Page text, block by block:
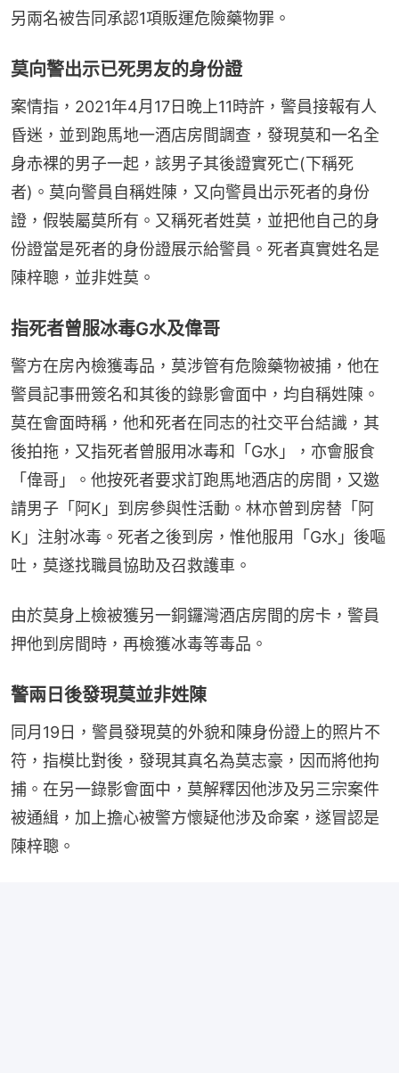
另兩名被告同承認1項販運危險藥物罪。
莫向警出示已死男友的身份證
案情指，2021年4月17日晚上11時許，警員接報有人
昏迷，並到跑馬地一酒店房間調查，發現莫和一名全
身赤裸的男子一起，該男子其後證實死亡(下稱死
者)。莫向警員自稱姓陳，又向警員出示死者的身份
證，假裝屬莫所有。又稱死者姓莫，並把他自己的身
份證當是死者的身份證展示給警員。死者真實姓名是
陳梓聰，並非姓莫。
指死者曾服冰毒G水及偉哥
警方在房內檢獲毒品，莫涉管有危險藥物被捕，他在
警員記事冊簽名和其後的錄影會面中，均自稱姓陳。
莫在會面時稱，他和死者在同志的社交平台結識，其
後拍拖，又指死者曾服用冰毒和「G水」，亦會服食
「偉哥」。他按死者要求訂跑馬地酒店的房間，又邀
請男子「阿K」到房參與性活動。林亦曾到房替「阿
K」注射冰毒。死者之後到房，惟他服用「G水」後嘔
吐，莫遂找職員協助及召救護車。
由於莫身上檢被獲另一銅鑼灣酒店房間的房卡，警員
押他到房間時，再檢獲冰毒等毒品。
警兩日後發現莫並非姓陳
同月19日，警員發現莫的外貌和陳身份證上的照片不
符，指模比對後，發現其真名為莫志豪，因而將他拘
捕。在另一錄影會面中，莫解釋因他涉及另三宗案件
被通緝，加上擔心被警方懷疑他涉及命案，遂冒認是
陳梓聰。